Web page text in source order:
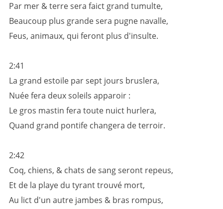
Par mer & terre sera faict grand tumulte,
Beaucoup plus grande sera pugne navalle,
Feus, animaux, qui feront plus d'insulte.
2:41
La grand estoile par sept jours bruslera,
Nuée fera deux soleils apparoir :
Le gros mastin fera toute nuict hurlera,
Quand grand pontife changera de terroir.
2:42
Coq, chiens, & chats de sang seront repeus,
Et de la playe du tyrant trouvé mort,
Au lict d'un autre jambes & bras rompus,